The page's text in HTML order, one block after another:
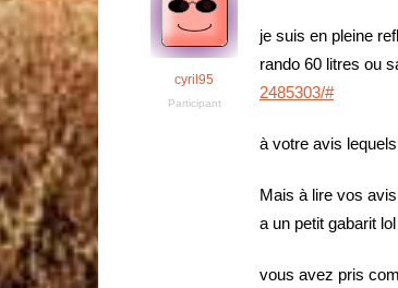
cyril95
Participant
je suis en pleine
rando 60 litres ou
2485303/#
à votre avis
Mais à lire vos
a un petit gabarit lol
vous avez pris